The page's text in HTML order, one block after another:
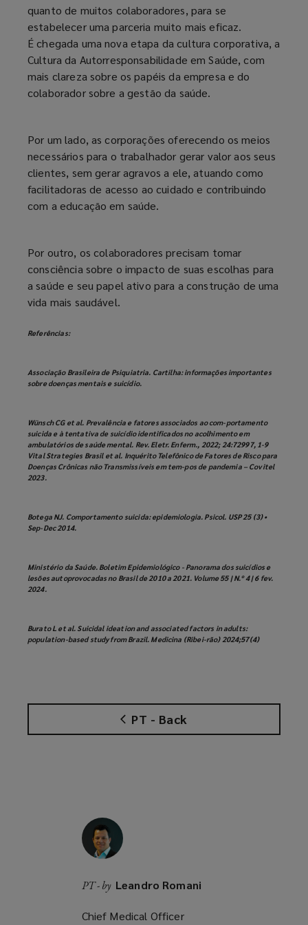
PT - Back
quanto de muitos colaboradores, para se
estabelecer uma parceria muito mais eficaz.
É chegada uma nova etapa da cultura corporativa, a
Cultura da Autorresponsabilidade em Saúde, com
mais clareza sobre os papéis da empresa e do
colaborador sobre a gestão da saúde.
Por um lado, as corporações oferecendo os meios
necessários para o trabalhador gerar valor aos seus
clientes, sem gerar agravos a ele, atuando como
facilitadoras de acesso ao cuidado e contribuindo
com a educação em saúde.
Por outro, os colaboradores precisam tomar
consciência sobre o impacto de suas escolhas para
a saúde e seu papel ativo para a construção de uma
vida mais saudável.
Referências:
Associação Brasileira de Psiquiatria. Cartilha: informações importantes
sobre doenças mentais e suicídio.
Wünsch CG et al. Prevalência e fatores associados ao com-portamento
suicida e à tentativa de suicídio identificados no acolhimento em
ambulatórios de saúde mental. Rev. Eletr. Enferm., 2022; 24:72997, 1-9
Vital Strategies Brasil et al. Inquérito Telefônico de Fatores de Risco para
Doenças Crônicas não Transmissíveis em tem-pos de pandemia – Covitel
2023.
Botega NJ. Comportamento suicida: epidemiologia. Psicol. USP 25 (3) •
Sep-Dec 2014.
Ministério da Saúde. Boletim Epidemiológico - Panorama dos suicídios e
lesões autoprovocadas no Brasil de 2010 a 2021. Volume 55 | N.º 4 | 6 fev.
2024.
Burato L et al. Suicidal ideation and associated factors in adults:
population-based study from Brazil. Medicina (Ribei-rão) 2024;57(4)
PT - by Leandro Romani
Chief Medical Officer